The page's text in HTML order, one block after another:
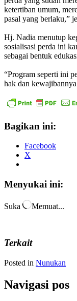
ketertiban umum,
pasal yang berlaku,”
Hj. Nadia menutup
sosialisasi perda ini
sebagai bentuk
“Program seperti ini
hak dan
Bagikan ini:
Facebook
X
Menyukai ini:
Suka Memuat...
Terkait
Posted in Nunukan
Navigasi pos